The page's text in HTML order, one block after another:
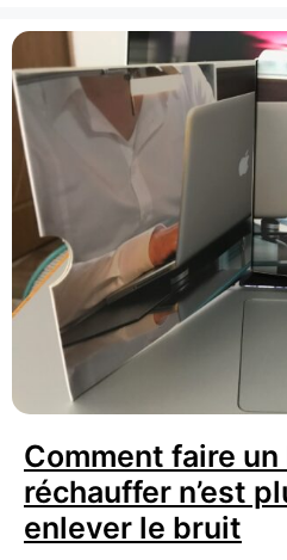
Comment faire
réchauffer n’est
enlever le bruit